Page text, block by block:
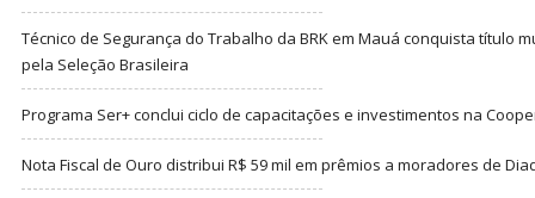
Técnico de Segurança do Trabalho da BRK em Mauá conquista título
pela Seleção Brasileira
Programa Ser+ conclui ciclo de capacitações e investimentos na
Nota Fiscal de Ouro distribui R$ 59 mil em prêmios a moradores de